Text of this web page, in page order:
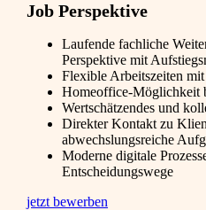
Job Perspektive
Laufende fachliche
Perspektive mit
Flexible Arbeitszeiten
Homeoffice-Möglichkeit
Wertschätzendes und
Direkter Kontakt zu
abwechslungsreiche
Moderne digitale
Entscheidungswege
jetzt bewerben